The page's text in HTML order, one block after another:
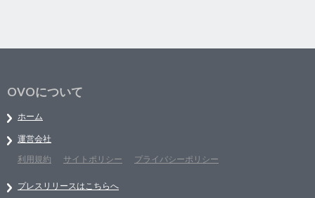
OVOについて
ホーム
運営会社
利用規約
サイトポリシー プライバシーポリシー
プレスリリースはこちらへ